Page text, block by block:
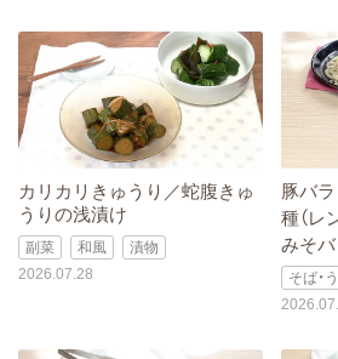
カリカリきゅうり／蛇腹きゅ
うりの浅漬け
副菜 和風
漬物
2026.07.28
豚バ
種（レ
みそバ
そば・